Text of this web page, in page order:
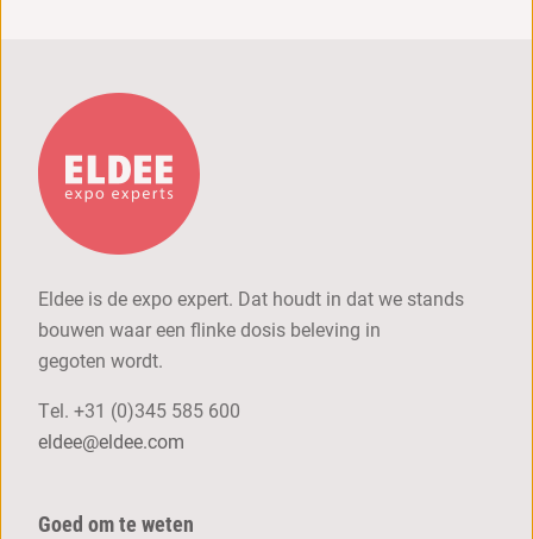
Eldee is de expo expert. Dat houdt in dat we stands
bouwen waar een flinke dosis beleving in
gegoten wordt.
Tel. +31 (0)345 585 600
eldee@eldee.com
Goed om te weten